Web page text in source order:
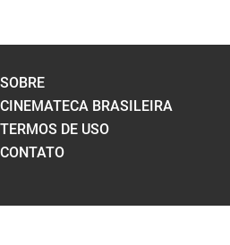
SOBRE
CINEMATECA BRASILEIRA
TERMOS DE USO
CONTATO